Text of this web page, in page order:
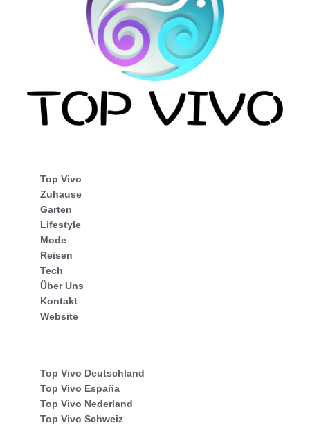
Top Vivo
Zuhause
Garten
Lifestyle
Mode
Reisen
Tech
Über Uns
Kontakt
Website
Top Vivo Deutschland
Top Vivo España
Top Vivo Nederland
Top Vivo Schweiz